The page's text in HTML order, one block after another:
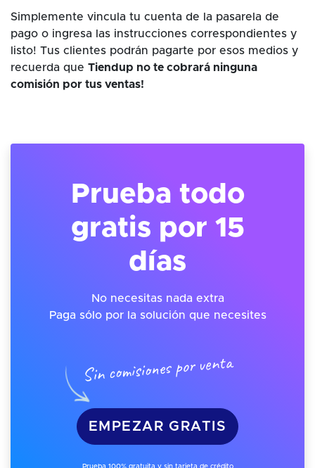
Simplemente vincula tu cuenta de la pasarela de
pago o ingresa las instrucciones correspondientes y
listo! Tus clientes podrán pagarte por esos medios y
recuerda que Tiendup no te cobrará ninguna
comisión por tus ventas!
Prueba todo
gratis por 15
días
No necesitas nada extra
Paga sólo por la solución que necesites
Sin comisiones por venta
EMPEZAR GRATIS